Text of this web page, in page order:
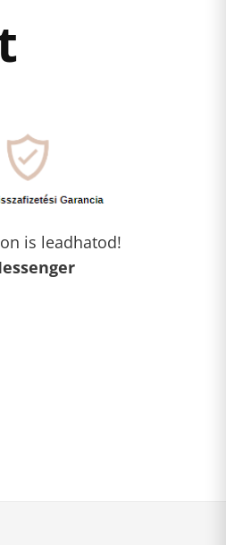
is leadhatod!